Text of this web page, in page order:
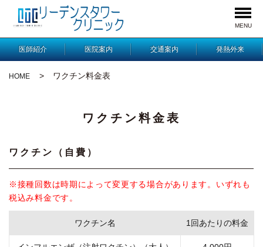
MENU
医師紹介 医院案内 交通案内 発熱外来
HOME ワクチン料金表
ワクチン料金表
ワクチン（自費）
※接種回数は時期によって変更する場合があります。いずれも
税込み料金です。
ワクチン名 1回あたりの料金